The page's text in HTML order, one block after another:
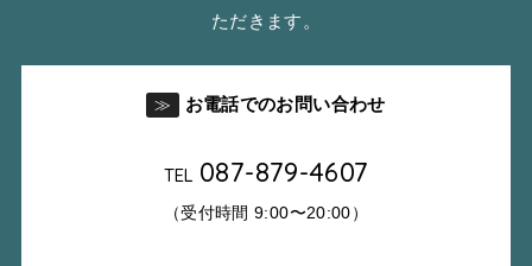
ただきます。
≫ お電話でのお問い合わせ
TEL 087-879-4607
（受付時間 9:00〜20:00）